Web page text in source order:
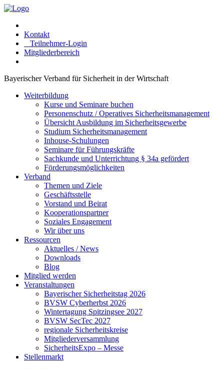
Kontakt
Teilnehmer-Login
Mitgliederbereich
Bayerischer Verband für Sicherheit in der Wirtschaft
Weiterbildung
Kurse und Seminare buchen
Personenschutz / Operatives Sicherheitsmanagement
Übersicht Ausbildung im Sicherheitsgewerbe
Studium Sicherheitsmanagement
Inhouse-Schulungen
Seminare für Führungskräfte
Sachkunde und Unterrichtung § 34a gefördert
Förderungsmöglichkeiten
Verband
Themen und Ziele
Geschäftsstelle
Vorstand und Beirat
Kooperationspartner
Soziales Engagement
Wir über uns
Ressourcen
Aktuelles / News
Downloads
Blog
Mitglied werden
Veranstaltungen
Bayerischer Sicherheitstag 2026
BVSW Cyberherbst 2026
Wintertagung Spitzingsee 2027
BVSW SecTec 2027
regionale Sicherheitskreise
Mitgliederversammlung
SicherheitsExpo – Messe
Stellenmarkt